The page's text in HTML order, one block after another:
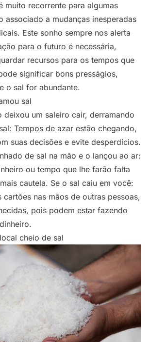
muito recorrente para algumas
associado a mudanças inesperadas
Este sonho sempre nos alerta
para o futuro é necessária,
recursos para os tempos que
significar bons presságios,
o sal for abundante.
sal
deixou um saleiro cair, derramando
Tempos de azar estão chegando,
suas decisões e evite desperdícios.
de sal na mão e o lançou ao ar:
ou tempo que lhe farão falta
cautela. Se o sal caiu em você:
cartões nas mãos de outras pessoas,
pois podem estar fazendo
cheio de sal